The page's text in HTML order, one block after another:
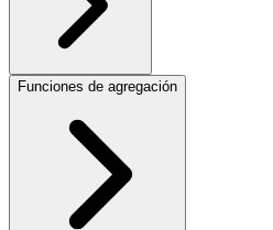
Funciones de agregación